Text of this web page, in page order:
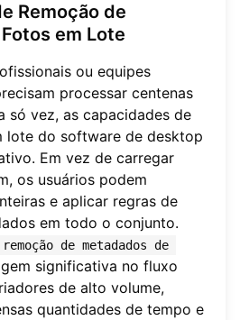
Remoção de
em Lote
ou equipes
processar centenas
só vez, as capacidades de
lote do software de desktop
Em vez de carregar
os usuários podem
e aplicar regras de
em todo o conjunto.
remoção de metadados de
significativa no fluxo
de alto volume,
quantidades de tempo e